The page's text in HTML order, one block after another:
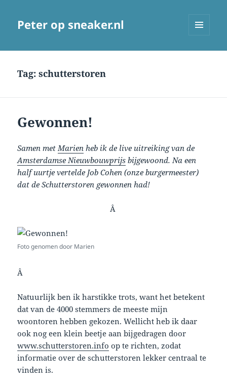
Peter op sneaker.nl
Tag:schutterstoren
Gewonnen!
Samen metMarien heb ik de live uitreiking van de
Amsterdamse Nieuwbouwprijs bijgewoond. Na een
half uurtje vertelde Job Cohen (onze burgermeester)
dat de Schutterstoren gewonnen had!
Â
Foto genomen door Marien
Â
Natuurlijk ben ik harstikke trots, want het betekent
dat van de 4000 stemmers de meeste mijn
woontoren hebben gekozen. Wellicht heb ik daar
ook nog een klein beetje aan bijgedragen door
www.schutterstoren.info op te richten, zodat
informatie over de schutterstoren lekker centraal te
vinden is.